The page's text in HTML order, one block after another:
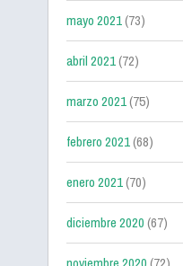
mayo 2021(73)
abril 2021(72)
marzo 2021(75)
febrero 2021(68)
enero 2021(70)
diciembre 2020(67)